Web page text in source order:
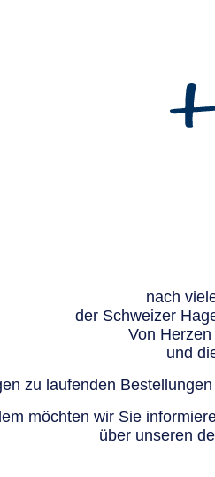
nach
der Schweizer
Von
und
zu laufenden
möchten wir Sie
über unseren